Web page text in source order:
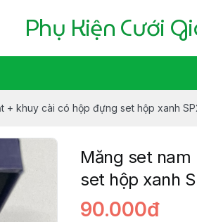
Phụ Kiện Cưới
+ khuy cài có hộp đựng set hộp xanh
Măng set
set hộp xanh
90.000đ